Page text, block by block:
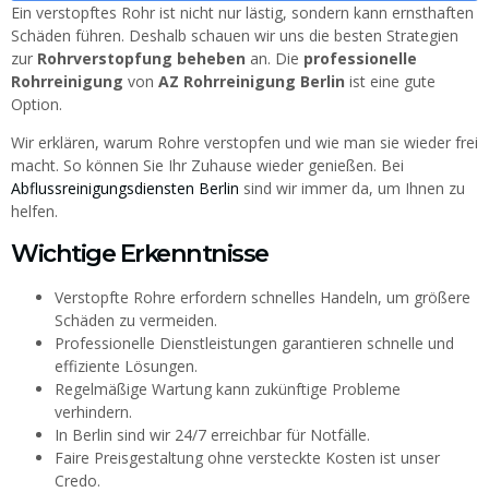
Ein verstopftes Rohr ist nicht nur lästig, sondern kann ernsthaften
Schäden führen. Deshalb schauen wir uns die besten Strategien
zur Rohrverstopfung beheben an. Die professionelle
Rohrreinigung von AZ Rohrreinigung Berlin ist eine gute
Option.
Wir erklären, warum Rohre verstopfen und wie man sie wieder frei
macht. So können Sie Ihr Zuhause wieder genießen. Bei
Abflussreinigungsdiensten Berlin sind wir immer da, um Ihnen zu
helfen.
Wichtige Erkenntnisse
Verstopfte Rohre erfordern schnelles Handeln, um größere
Schäden zu vermeiden.
Professionelle Dienstleistungen garantieren schnelle und
effiziente Lösungen.
Regelmäßige Wartung kann zukünftige Probleme
verhindern.
In Berlin sind wir 24/7 erreichbar für Notfälle.
Faire Preisgestaltung ohne versteckte Kosten ist unser
Credo.